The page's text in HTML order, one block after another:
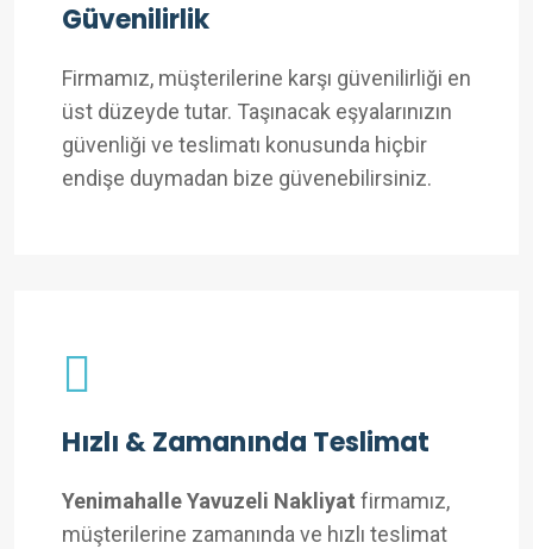
Güvenilirlik
Firmamız, müşterilerine karşı güvenilirliği en
üst düzeyde tutar. Taşınacak eşyalarınızın
güvenliği ve teslimatı konusunda hiçbir
endişe duymadan bize güvenebilirsiniz.
Hızlı & Zamanında Teslimat
Yenimahalle Yavuzeli Nakliyat firmamız,
müşterilerine zamanında ve hızlı teslimat